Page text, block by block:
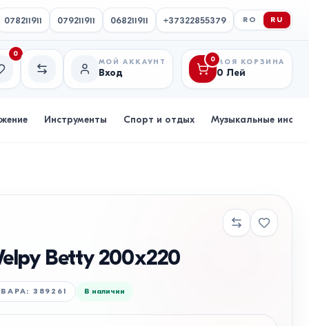
078211911 079211911 068211911 +37322855379 RO RU
желаний
0
Сравнение
МОЙ АККАУНТ
Вход
0 МОЯ КОРЗИНА
0 Лей
Инструменты Спорт и отдых Музыкальные
Betty 200x220
: 389261 В наличии